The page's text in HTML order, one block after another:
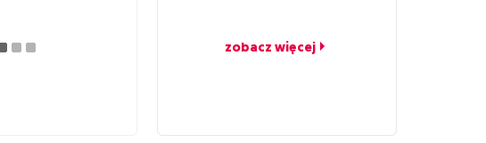
zobacz więcej